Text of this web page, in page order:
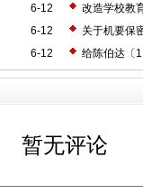
6-12
改造学校教
6-12
关于机要保
6-12
给陈伯达〔
暂无评论